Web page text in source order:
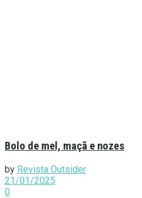
Bolo de mel, maçã e nozes
by Revista Outsider
21/01/2025
0